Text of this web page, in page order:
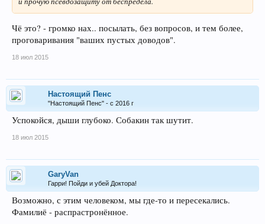
Чё это? - громко нах.. посылать, без вопросов, и тем более,
проговаривания "ваших пустых доводов".
18 июл 2015
Настоящий Пенс
"Настоящий Пенс" - с 2016 г
Успокойся, дыши глубоко. Собакин так шутит.
18 июл 2015
GaryVan
Гарри! Пойди и убей Доктора!
Возможно, с этим человеком, мы где-то и пересекались.
Фамилиё - распрастронённое.